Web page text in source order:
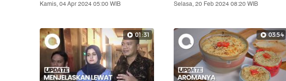
Kamis, 04 Apr 2024 05:00 WIB
Selasa, 20 Feb 2024 08:20 WIB
01:31 03:54